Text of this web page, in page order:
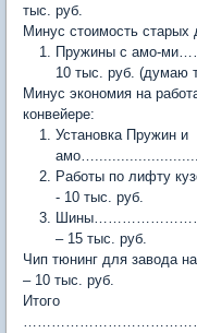
тыс. руб.
Минус стоимость старых
Пружины с
10 тыс. руб. (думаю
Минус экономия на
конвейере:
Установка Пружин и
Работы по
- 10 тыс. руб.
– 15 тыс. руб.
Чип тюнинг для завода
– 10 тыс. руб.
Итого